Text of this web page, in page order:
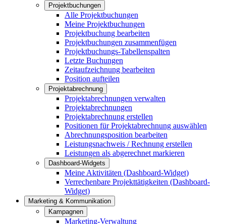
Projektbuchungen
Alle Projektbuchungen
Meine Projektbuchungen
Projektbuchung bearbeiten
Projektbuchungen zusammenfügen
Projektbuchungs-Tabellenspalten
Letzte Buchungen
Zeitaufzeichnung bearbeiten
Position aufteilen
Projektabrechnung
Projektabrechnungen verwalten
Projektabrechnungen
Projektabrechnung erstellen
Positionen für Projektabrechnung auswählen
Abrechnungsposition bearbeiten
Leistungsnachweis / Rechnung erstellen
Leistungen als abgerechnet markieren
Dashboard-Widgets
Meine Aktivitäten (Dashboard-Widget)
Verrechenbare Projekttätigkeiten (Dashboard-
Widget)
Marketing & Kommunikation
Kampagnen
Marketing-Verwaltung